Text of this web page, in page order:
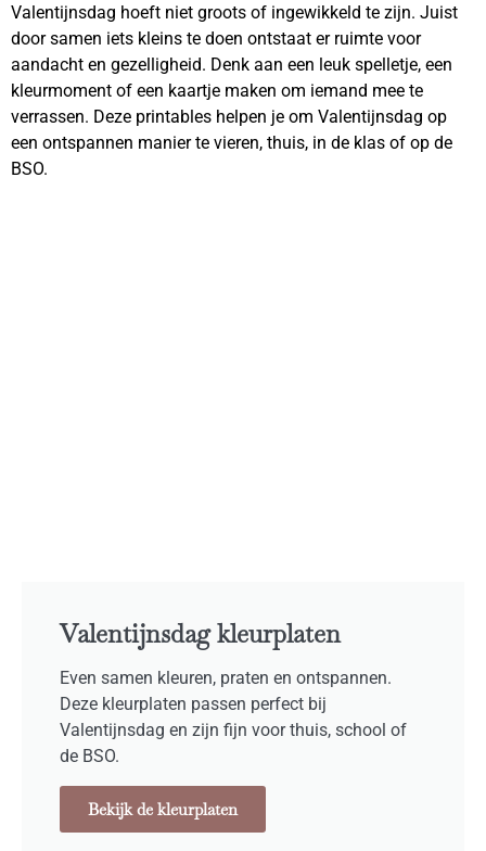
Valentijnsdag hoeft niet groots of ingewikkeld te zijn. Juist
door samen iets kleins te doen ontstaat er ruimte voor
aandacht en gezelligheid. Denk aan een leuk spelletje, een
kleurmoment of een kaartje maken om iemand mee te
verrassen. Deze printables helpen je om Valentijnsdag op
een ontspannen manier te vieren, thuis, in de klas of op de
BSO.
Valentijnsdag kleurplaten
Even samen kleuren, praten en ontspannen.
Deze kleurplaten passen perfect bij
Valentijnsdag en zijn fijn voor thuis, school of
de BSO.
Bekijk de kleurplaten